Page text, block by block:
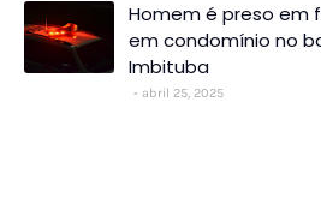
Homem é preso em
em condomínio no
Imbituba
abril 25, 2025